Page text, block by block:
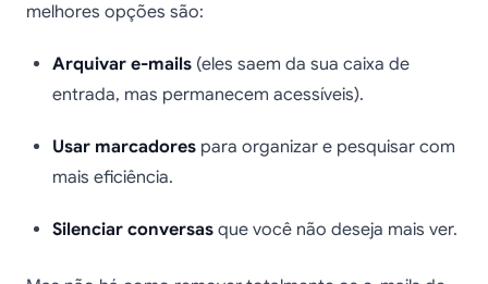
melhores opções são:
Arquivar e-mails (eles saem da sua caixa de
entrada, mas permanecem acessíveis).
Usar marcadores para organizar e pesquisar com
mais eficiência.
Silenciar conversas que você não deseja mais ver.